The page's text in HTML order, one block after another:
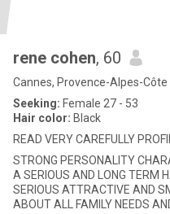
rene cohen, 60
Cannes, Provence-Alpes-Côte
Seeking: Female 27 - 53
Hair color: Black
READ VERY CAREFULLY
STRONG PERSONALITY
A SERIOUS AND LONG TERM
SERIOUS ATTRACTIVE AND
ABOUT ALL FAMILY NEEDS